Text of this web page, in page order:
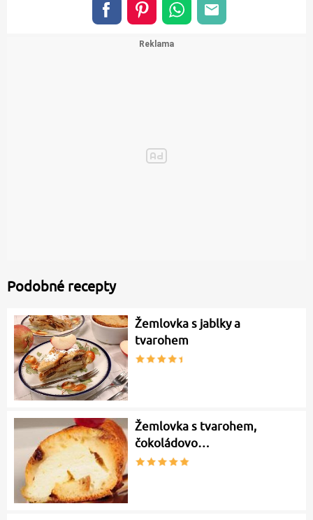
Podobné recepty
Žemlovka s jablky a
tvarohem
Žemlovka s tvarohem,
čokoládovo…